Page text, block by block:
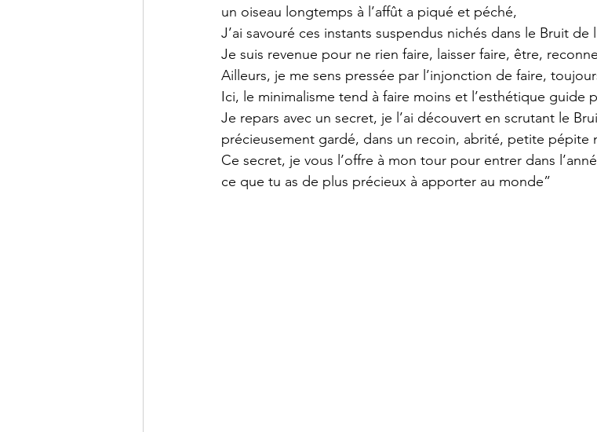
un oiseau longtemps à l’affût a piqué et péché,
J’ai savouré ces instants suspendus nichés dans le Bruit de
Je suis revenue pour ne rien faire, laisser faire, être,
Ailleurs, je me sens pressée par l’injonction de faire,
Ici, le minimalisme tend à faire moins et l’esthétique guide
Je repars avec un secret, je l’ai découvert en scrutant le
précieusement gardé, dans un recoin, abrité, petite pépite
Ce secret, je vous l’offre à mon tour pour entrer dans
ce que tu as de plus précieux à apporter au monde”